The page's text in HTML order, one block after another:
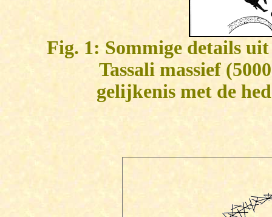
Fig. 1: Sommige details
Tassali massief
gelijkenis met de